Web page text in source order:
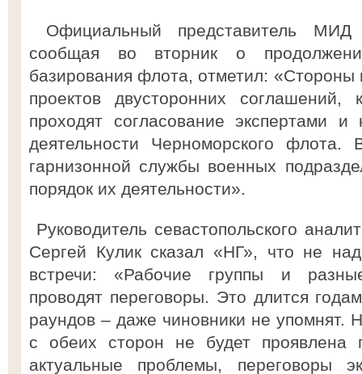
Официальный представитель
сообщая во вторник о
базирования флота, отметил: «Стороны
проектов двусторонних
проходят согласование экспертами и
деятельности Черноморского флота.
гарнизонной службы военных
порядок их деятельности».
Руководитель севастопольского
Сергей Кулик сказал «НГ», что не
встречи: «Рабочие группы и
проводят переговоры. Это длится
раундов – даже чиновники не упомнят.
с обеих сторон не будет проявлена
актуальные проблемы, переговоры